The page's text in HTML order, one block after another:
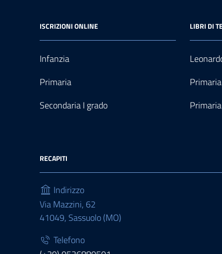
ISCRIZIONI ONLINE
Infanzia
Primaria
Secondaria I grado
LIBRI DI
RECAPITI
Indirizzo
Via Mazzini, 62
41049, Sassuolo (MO)
Telefono